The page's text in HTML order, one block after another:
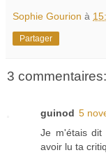
Sophie Gourion à
Partager
3 commentaires:
guinod 5
Je m'étais
avoir lu ta